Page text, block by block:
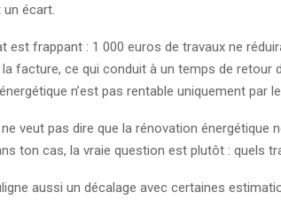
écart.
est frappant : 1 000 euros de travaux ne
la facture, ce qui conduit à un temps de retour
n’est pas rentable uniquement par
veut pas dire que la rénovation
ton cas, la vraie question est plutôt : quels
aussi un décalage avec certaines